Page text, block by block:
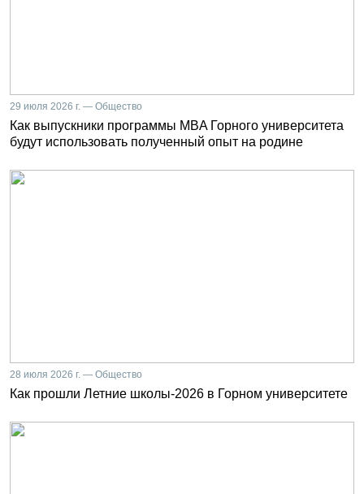
29 июля 2026 г. — Общество
Как выпускники программы MBA Горного университета
будут использовать полученный опыт на родине
28 июля 2026 г. — Общество
Как прошли Летние школы-2026 в Горном университете